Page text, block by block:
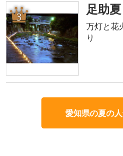
3 足助
万灯と花
り
愛知県の夏の